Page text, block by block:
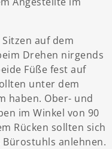
auf dem
Drehen nirgends
Füße fest auf
unter dem
haben. Ober- und
im Winkel von 90
Rücken sollten sich
anlehnen.